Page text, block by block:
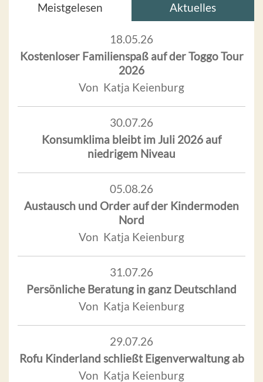
Meistgelesen Aktuelles
18.05.26
Kostenloser Familienspaß auf der Toggo Tour
2026
Von Katja Keienburg
30.07.26
Konsumklima bleibt im Juli 2026 auf
niedrigem Niveau
05.08.26
Austausch und Order auf der Kindermoden
Nord
Von Katja Keienburg
31.07.26
Persönliche Beratung in ganz Deutschland
Von Katja Keienburg
29.07.26
Rofu Kinderland schließt Eigenverwaltung ab
Von Katja Keienburg